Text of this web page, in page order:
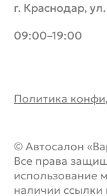
г. Краснодар,
09:00–19:00
Политика
© Автосалон
Все права
использование
наличии ссылки